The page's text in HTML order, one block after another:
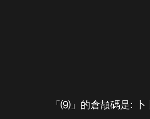
「⑼」的倉頡碼是: